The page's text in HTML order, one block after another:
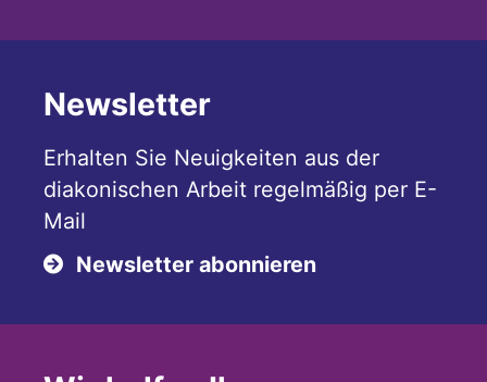
Newsletter
Erhalten Sie Neuigkeiten aus der
diakonischen Arbeit regelmäßig per E-
Mail
Newsletter abonnieren